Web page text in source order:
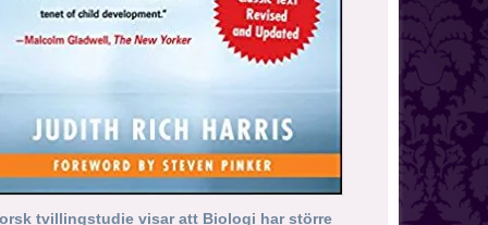
tvillingstudie visar att Biologi har större